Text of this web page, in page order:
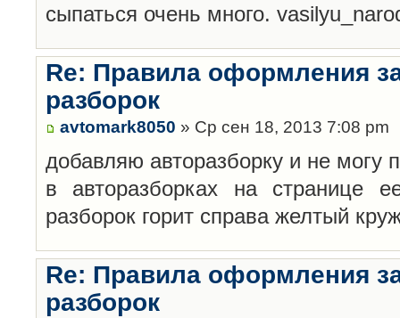
сыпаться очень много.
Re: Правила оформления
разборок
avtomark8050 » Ср сен 18, 2013 7:08 pm
добавляю авторазборку и не могу
в авторазборках на странице
разборок горит справа желтый
Re: Правила оформления
разборок